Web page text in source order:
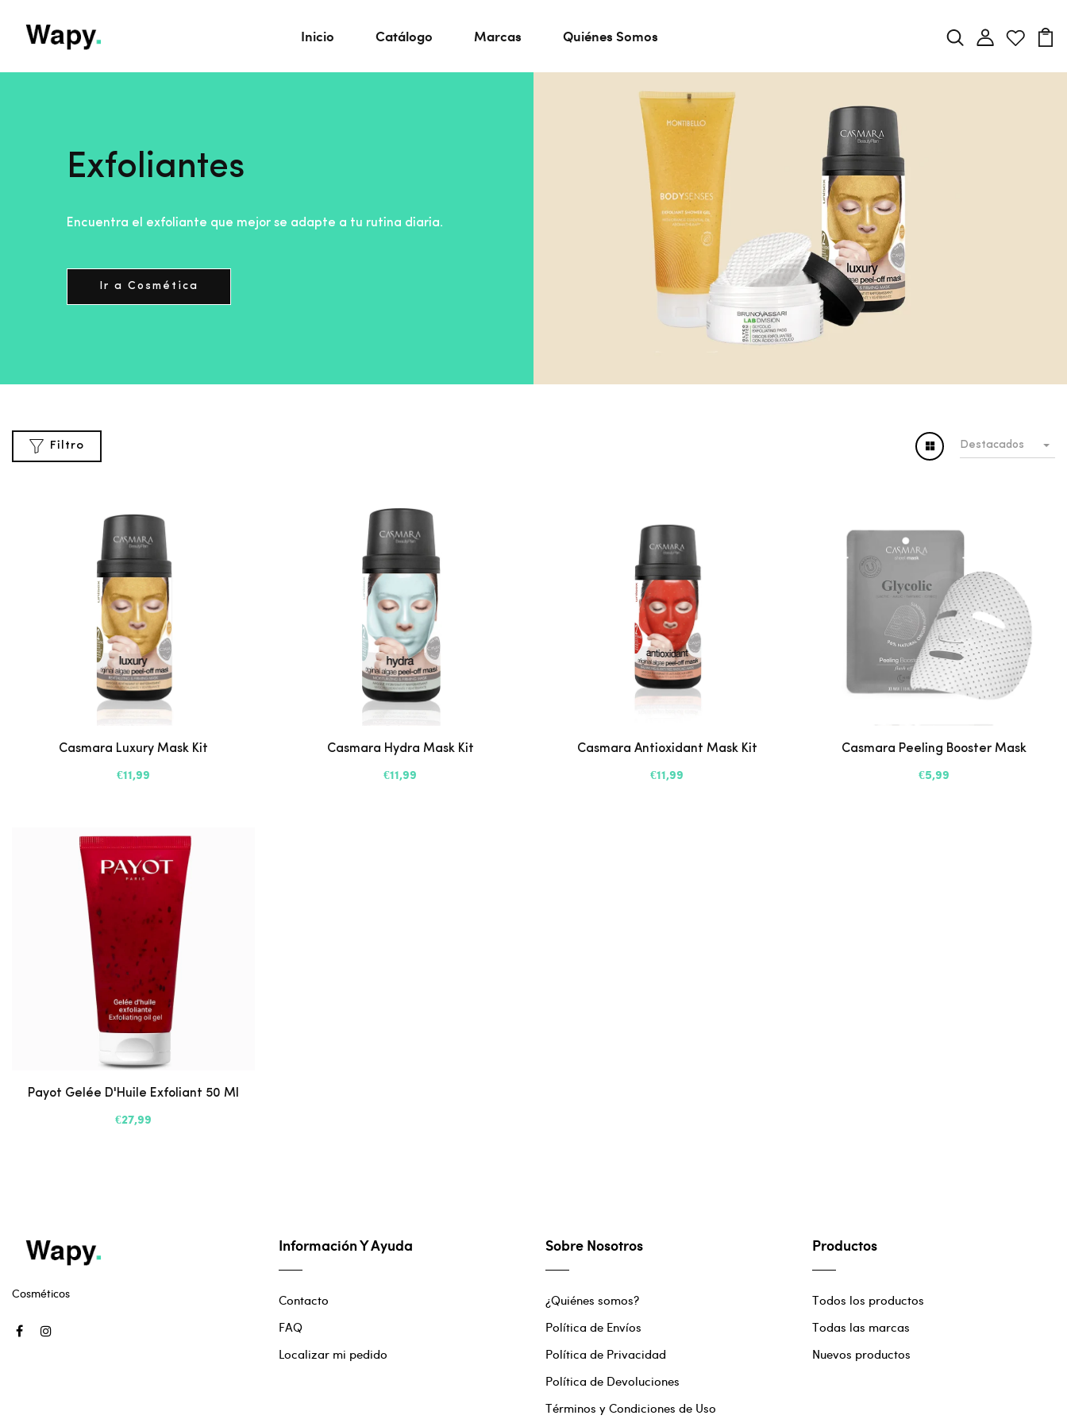
Inicio Catálogo Marcas Quiénes Somos
Exfoliantes
Encuentra el exfoliante que mejor se adapte a tu rutina diaria.
Ir a Cosmética
Filtro Destacados
CATEGORIAS
Casmara Luxury Mask Kit
€11,99
Casmara Hydra Mask Kit
€11,99
Casmara Antioxidant Mask Kit
€11,99
Casmara Peeling Booster Mask
€5,99
Payot Gelée D'Huile Exfoliant 50 Ml
€27,99
Cosméticos
Información Y Ayuda
Contacto
FAQ
Localizar mi pedido
Sobre Nosotros
¿Quiénes somos?
Política de Envíos
Política de Privacidad
Política de Devoluciones
Términos y Condiciones de Uso
Productos
Todos los productos
Todas las marcas
Nuevos productos